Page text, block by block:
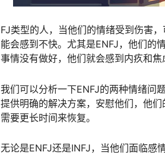
FJ类型的人，当他们的情绪受到伤害
能会感到不快。尤其是ENFJ，他们的
事情没有做好，他们就会感到内疚和焦
我们可以分析一下ENFJ的两种情绪问
提供明确的解决方案，安慰他们，他
需要更长时间来恢复。
无论是ENFJ还是INFJ，当他们面临感